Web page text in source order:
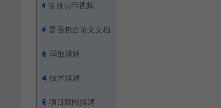
1 项目演示视频
2 是否包含论文文档
3 详细描述
4 技术描述
5 项目截图描述